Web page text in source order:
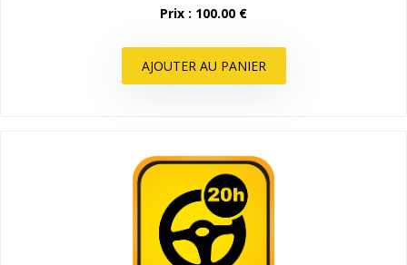
Prix : 100.00 €
AJOUTER AU PANIER